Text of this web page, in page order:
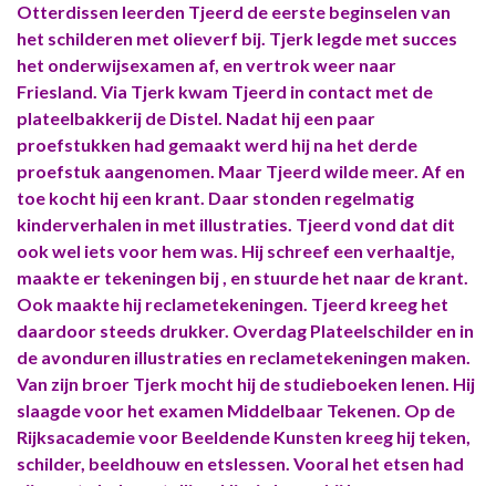
Otterdissen leerden Tjeerd de eerste beginselen van
het schilderen met olieverf bij. Tjerk legde met succes
het onderwijsexamen af, en vertrok weer naar
Friesland. Via Tjerk kwam Tjeerd in contact met de
plateelbakkerij de Distel. Nadat hij een paar
proefstukken had gemaakt werd hij na het derde
proefstuk aangenomen. Maar Tjeerd wilde meer. Af en
toe kocht hij een krant. Daar stonden regelmatig
kinderverhalen in met illustraties. Tjeerd vond dat dit
ook wel iets voor hem was. Hij schreef een verhaaltje,
maakte er tekeningen bij , en stuurde het naar de krant.
Ook maakte hij reclametekeningen. Tjeerd kreeg het
daardoor steeds drukker. Overdag Plateelschilder en in
de avonduren illustraties en reclametekeningen maken.
Van zijn broer Tjerk mocht hij de studieboeken lenen. Hij
slaagde voor het examen Middelbaar Tekenen. Op de
Rijksacademie voor Beeldende Kunsten kreeg hij teken,
schilder, beeldhouw en etslessen. Vooral het etsen had